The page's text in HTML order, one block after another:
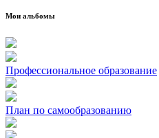
Мои альбомы
Профессиональное образование
План по самообразованию